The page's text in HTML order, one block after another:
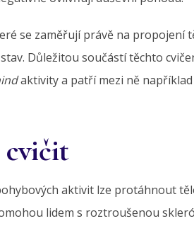
se zaměřují právě na propojení
Důležitou součástí těchto
aktivity a patří mezi ně
cvičit
aktivit lze protáhnout
lidem s roztroušenou